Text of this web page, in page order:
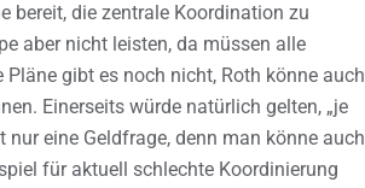
bereit, die zentrale Koordination zu
aber nicht leisten, da müssen alle
gibt es noch nicht, Roth könne auch
Einerseits würde natürlich gelten, „je
nur eine Geldfrage, denn man könne auch
für aktuell schlechte Koordinierung